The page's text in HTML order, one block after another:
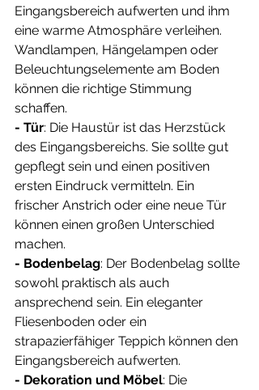
Eingangsbereich aufwerten und ihm
eine warme Atmosphäre verleihen.
Wandlampen, Hängelampen oder
Beleuchtungselemente am Boden
können die richtige Stimmung
schaffen.
- Tür: Die Haustür ist das Herzstück
des Eingangsbereichs. Sie sollte gut
gepflegt sein und einen positiven
ersten Eindruck vermitteln. Ein
frischer Anstrich oder eine neue Tür
können einen großen Unterschied
machen.
- Bodenbelag: Der Bodenbelag sollte
sowohl praktisch als auch
ansprechend sein. Ein eleganter
Fliesenboden oder ein
strapazierfähiger Teppich können den
Eingangsbereich aufwerten.
- Dekoration und Möbel: Die